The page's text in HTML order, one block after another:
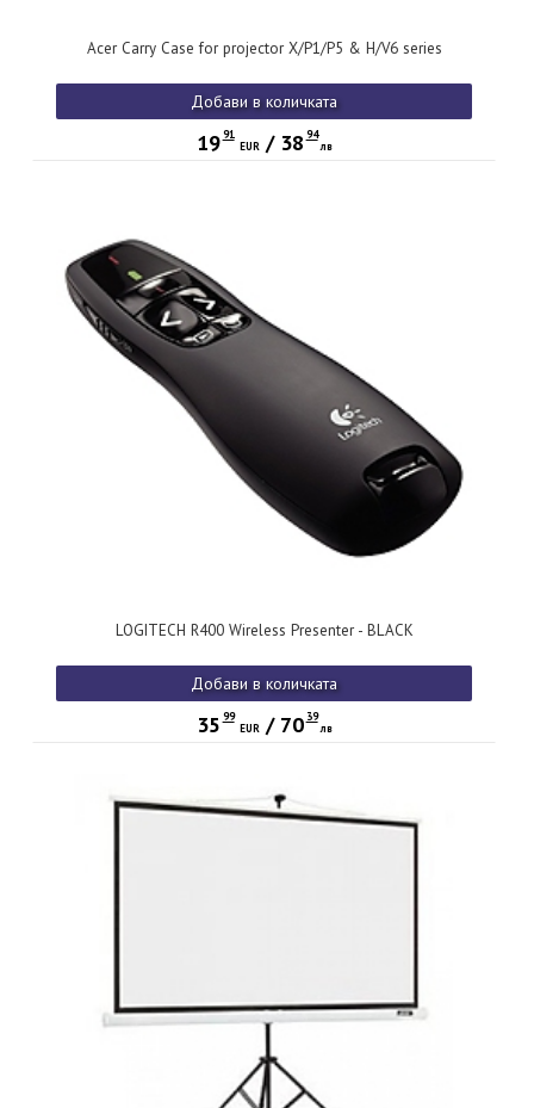
Acer Carry Case for projector X/P1/P5 & H/V6 series
Добави в количката
19 91
EUR/ 38 94
лв
LOGITECH R400 Wireless Presenter - BLACK
Добави в количката
35 99
EUR/ 70 39
лв